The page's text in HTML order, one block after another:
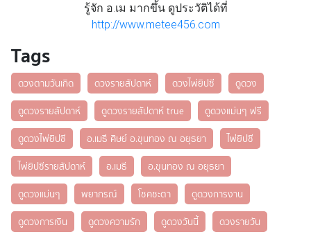
รู้จัก อ.เม มากขึ้น ดูประวัติได้ที่
http://www.metee456.com
Tags
ดวงตามวันเกิด ดวงรายสัปดาห์ ดวงไพ่ยิปซี
ดูดวง
ดูดวงรายสัปดาห์
ดูดวงรายสัปดาห์ true
ดูดวงแม่นๆ ฟรี
ดูดวงไพ่ยิปซี
อ.เมธี ศิษย์ อ.ขุนทอง ณ อยุธยา
ไพ่ยิปซี
ไพ่ยิปซีรายสัปดาห์
อ.เมธี
อ.ขุนทอง ณ อยุธยา
ดูดวงแม่นๆ
พยากรณ์ โชคชะตา
ดูดวงการงาน
ดูดวงการเงิน
ดูดวงความรัก ดูดวงวันนี้
ดวงรายวัน